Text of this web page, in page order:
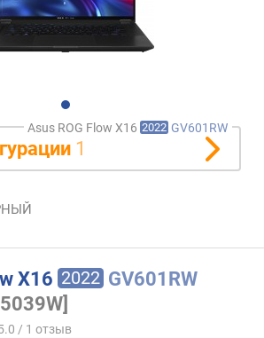
Asus ROG Flow X16 2022 GV601RW
1
X16 2022 GV601RW
/ 1 отзыв